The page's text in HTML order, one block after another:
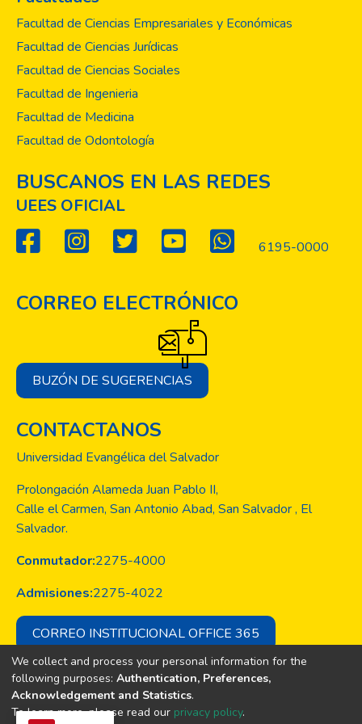
Facultad de Ciencias Empresariales y Económicas
Facultad de Ciencias Jurídicas
Facultad de Ciencias Sociales
Facultad de Ingenieria
Facultad de Medicina
Facultad de Odontología
BUSCANOS EN LAS REDES
UEES OFICIAL
6195-0000
CORREO ELECTRÓNICO
BUZÓN DE SUGERENCIAS
CONTACTANOS
Universidad Evangélica del Salvador
Prolongación Alameda Juan Pablo II,
Calle el Carmen, San Antonio Abad, San Salvador , El
Salvador.
Conmutador:2275-4000
Admisiones:2275-4022
CORREO INSTITUCIONAL OFFICE 365
Copyright © Todos los derechos son
de la Universidad Evangélica de El
We collect and process your personal information for the
following purposes: Authentication, Preferences,
Acknowledgement and Statistics.
To learn more, please read our privacy policy.